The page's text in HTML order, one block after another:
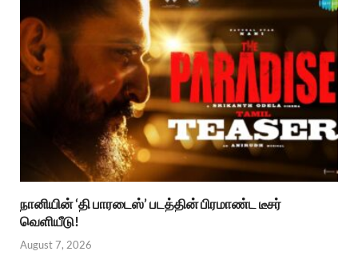
நானியின் ‘தி பாரடைஸ்’ படத்தின் பிரமாண்ட டீசர்
வெளியீடு!
August 7, 2026